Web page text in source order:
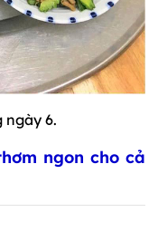
ngày 6.
ngon cho cả